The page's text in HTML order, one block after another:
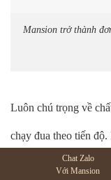
Mansion trở thành
Luôn chú trọng về
chạy đua theo tiến
để làm thước đo thành
Chat Zalo
Với Mansion